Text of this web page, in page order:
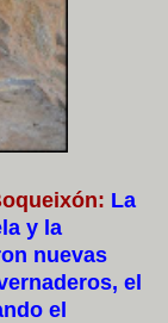
La
y la
nuevas
el
el